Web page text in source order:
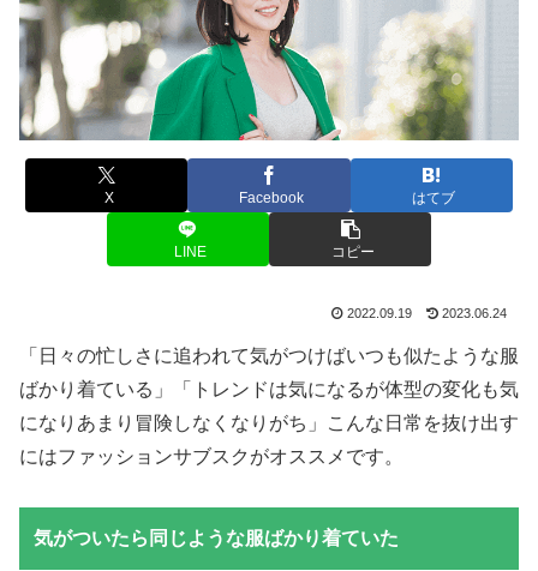
X Facebook はてブ
LINE コピー
2022.09.19 2023.06.24
「日々の忙しさに追われて気がつけばいつも似たような服
ばかり着ている」「トレンドは気になるが体型の変化も気
になりあまり冒険しなくなりがち」こんな日常を抜け出す
にはファッションサブスクがオススメです。
気がついたら同じような服ばかり着ていた